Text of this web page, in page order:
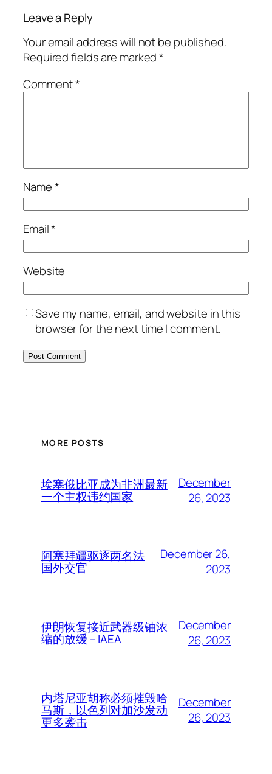
Leave a Reply
Your email address will not be published.
Required fields are marked*
Comment*
Name*
Email*
Website
Save my name, email, and website in this
browser for the next time I comment.
MORE POSTS
埃塞俄比亚成为非洲最新
一个主权违约国家
December
26, 2023
阿塞拜疆驱逐两名法
国外交官
December 26,
2023
伊朗恢复接近武器级铀浓
缩的放缓 – IAEA
December
26, 2023
内塔尼亚胡称必须摧毁哈
马斯，以色列对加沙发动
更多袭击
December
26, 2023